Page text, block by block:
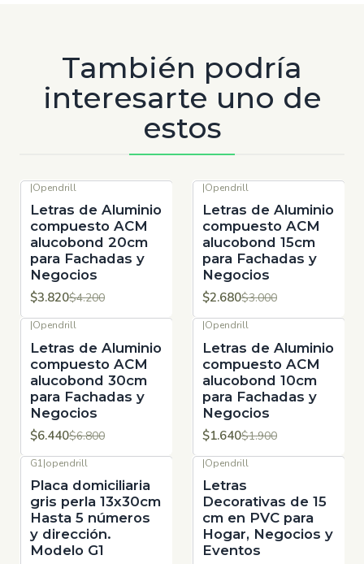
También podría
interesarte uno de
estos
|Opendrill
Letras de Aluminio
compuesto ACM
alucobond 20cm
para Fachadas y
Negocios
$3.820$4.200
|Opendrill
Letras de Aluminio
compuesto ACM
alucobond 15cm
para Fachadas y
Negocios
$2.680$3.000
|Opendrill
Letras de Aluminio
compuesto ACM
alucobond 30cm
para Fachadas y
Negocios
$6.440$6.800
|Opendrill
Letras de Aluminio
compuesto ACM
alucobond 10cm
para Fachadas y
Negocios
$1.640$1.900
G1|opendrill
Placa domiciliaria
gris perla 13x30cm
Hasta 5 números
y dirección.
Modelo G1
|Opendrill
Letras
Decorativas de 15
cm en PVC para
Hogar, Negocios y
Eventos